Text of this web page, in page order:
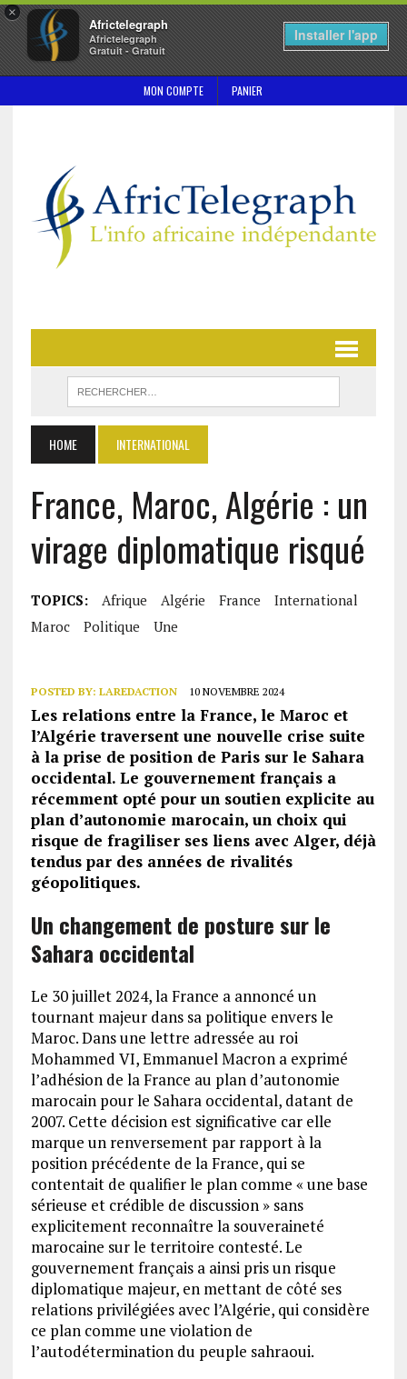
×
Africtelegraph
Africtelegraph
Gratuit - Gratuit
Installer l'app
MON COMPTE PANIER
HOME INTERNATIONAL
France, Maroc, Algérie : un
virage diplomatique risqué
TOPICS: Afrique Algérie France
International
Maroc
Politique Une
POSTED BY: LAREDACTION 10 NOVEMBRE 2024
Les relations entre la France, le Maroc et
l’Algérie traversent une nouvelle crise suite
à la prise de position de Paris sur le Sahara
occidental. Le gouvernement français a
récemment opté pour un soutien explicite au
plan d’autonomie marocain, un choix qui
risque de fragiliser ses liens avec Alger, déjà
tendus par des années de rivalités
géopolitiques.
Un changement de posture sur le
Sahara occidental
Le 30 juillet 2024, la France a annoncé un
tournant majeur dans sa politique envers le
Maroc. Dans une lettre adressée au roi
Mohammed VI, Emmanuel Macron a exprimé
l’adhésion de la France au plan d’autonomie
marocain pour le Sahara occidental, datant de
2007. Cette décision est significative car elle
marque un renversement par rapport à la
position précédente de la France, qui se
contentait de qualifier le plan comme « une base
sérieuse et crédible de discussion » sans
explicitement reconnaître la souveraineté
marocaine sur le territoire contesté. Le
gouvernement français a ainsi pris un risque
diplomatique majeur, en mettant de côté ses
relations privilégiées avec l’Algérie, qui considère
ce plan comme une violation de
l’autodétermination du peuple sahraoui.